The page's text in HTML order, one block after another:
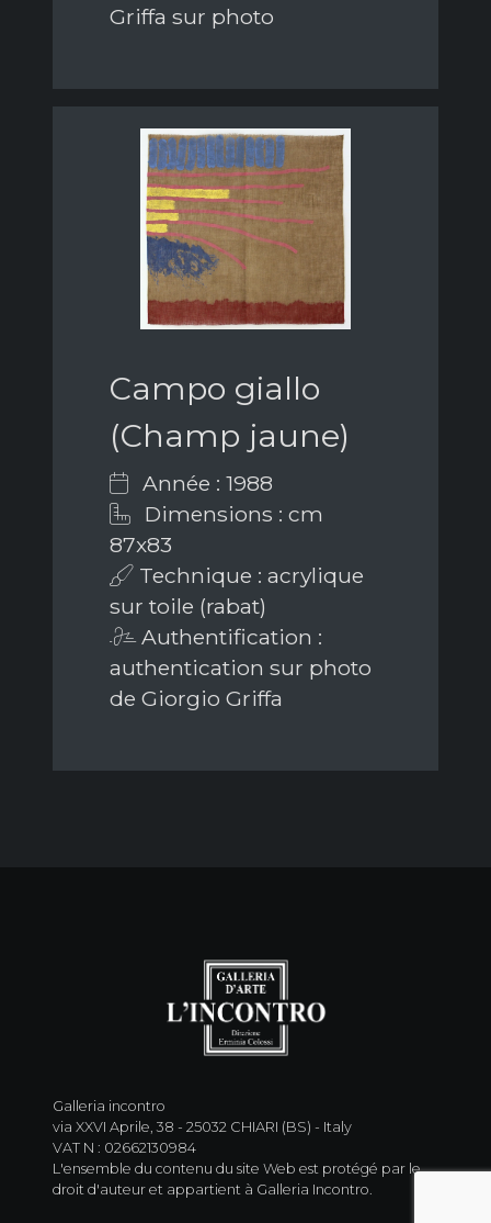
Griffa sur photo
Campo giallo
(Champ jaune)
Année : 1988
Dimensions : cm
87x83
Technique : acrylique
sur toile (rabat)
Authentification :
authentication sur photo
de Giorgio Griffa
Galleria incontro
via XXVI Aprile, 38 - 25032 CHIARI (BS) - Italy
VAT N : 02662130984
L'ensemble du contenu du site Web est protégé par le
droit d'auteur et appartient à Galleria Incontro.